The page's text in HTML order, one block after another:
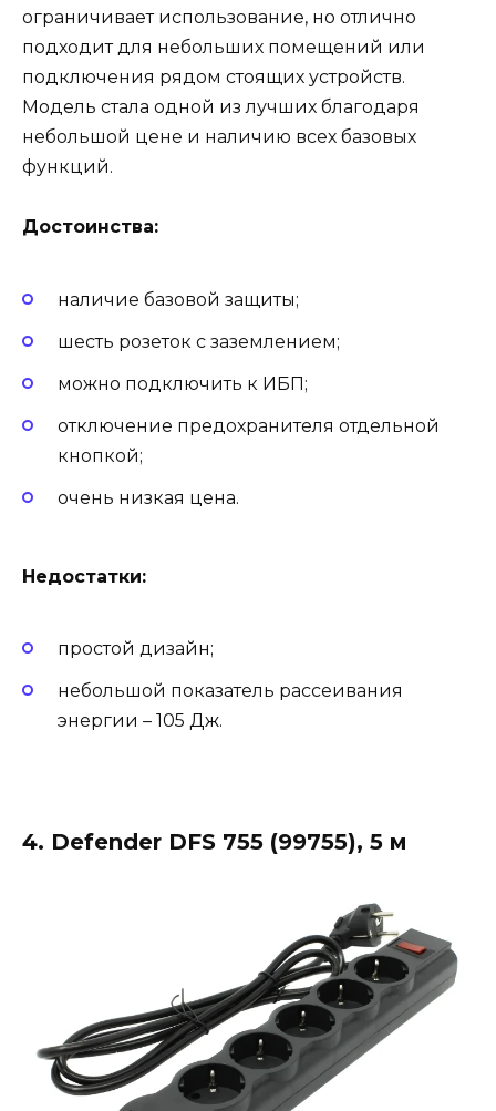
ограничивает использование, но отлично
подходит для небольших помещений или
подключения рядом стоящих устройств.
Модель стала одной из лучших благодаря
небольшой цене и наличию всех базовых
функций.
Достоинства:
наличие базовой защиты;
шесть розеток с заземлением;
можно подключить к ИБП;
отключение предохранителя отдельной
кнопкой;
очень низкая цена.
Недостатки:
простой дизайн;
небольшой показатель рассеивания
энергии – 105 Дж.
4. Defender DFS 755 (99755), 5 м